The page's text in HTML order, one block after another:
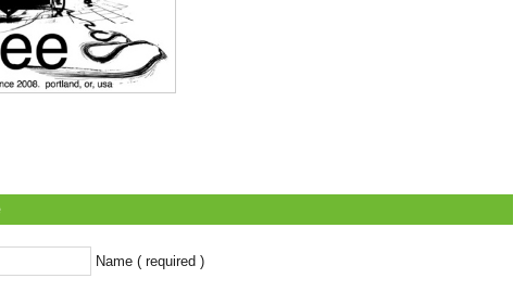
Name ( required )